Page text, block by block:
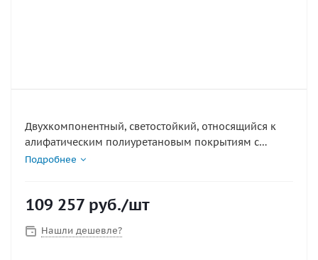
Двухкомпонентный, светостойкий, относящийся к
алифатическим полиуретановым покрытиям с
длительным постоянным блеском и сохраняющим
эксплуатационные качества. Не требует шлифования
Подробнее
109 257 руб./шт
Нашли дешевле?